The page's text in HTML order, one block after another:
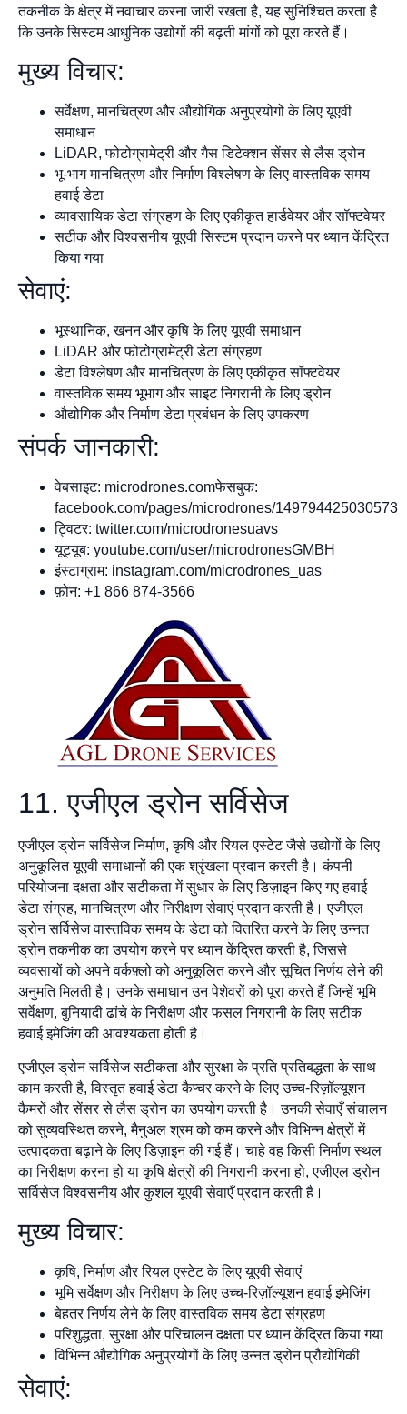
तकनीक के क्षेत्र में नवाचार करना जारी रखता है, यह सुनिश्चित करता है
कि उनके सिस्टम आधुनिक उद्योगों की बढ़ती मांगों को पूरा करते हैं।
मुख्य विचार:
सर्वेक्षण, मानचित्रण और औद्योगिक अनुप्रयोगों के लिए यूएवी
समाधान
LiDAR, फोटोग्रामेट्री और गैस डिटेक्शन सेंसर से लैस ड्रोन
भू-भाग मानचित्रण और निर्माण विश्लेषण के लिए वास्तविक समय
हवाई डेटा
व्यावसायिक डेटा संग्रहण के लिए एकीकृत हार्डवेयर और सॉफ्टवेयर
सटीक और विश्वसनीय यूएवी सिस्टम प्रदान करने पर ध्यान केंद्रित
किया गया
सेवाएं:
भूस्थानिक, खनन और कृषि के लिए यूएवी समाधान
LiDAR और फोटोग्रामेट्री डेटा संग्रहण
डेटा विश्लेषण और मानचित्रण के लिए एकीकृत सॉफ्टवेयर
वास्तविक समय भूभाग और साइट निगरानी के लिए ड्रोन
औद्योगिक और निर्माण डेटा प्रबंधन के लिए उपकरण
संपर्क जानकारी:
वेबसाइट: microdrones.comफेसबुक:
facebook.com/pages/microdrones/149794425030573
ट्विटर: twitter.com/microdronesuavs
यूट्यूब: youtube.com/user/microdronesGMBH
इंस्टाग्राम: instagram.com/microdrones_uas
फ़ोन: +1 866 874-3566
11. एजीएल ड्रोन सर्विसेज
एजीएल ड्रोन सर्विसेज निर्माण, कृषि और रियल एस्टेट जैसे उद्योगों के लिए
अनुकूलित यूएवी समाधानों की एक श्रृंखला प्रदान करती है। कंपनी
परियोजना दक्षता और सटीकता में सुधार के लिए डिज़ाइन किए गए हवाई
डेटा संग्रह, मानचित्रण और निरीक्षण सेवाएं प्रदान करती है। एजीएल
ड्रोन सर्विसेज वास्तविक समय के डेटा को वितरित करने के लिए उन्नत
ड्रोन तकनीक का उपयोग करने पर ध्यान केंद्रित करती है, जिससे
व्यवसायों को अपने वर्कफ़्लो को अनुकूलित करने और सूचित निर्णय लेने की
अनुमति मिलती है। उनके समाधान उन पेशेवरों को पूरा करते हैं जिन्हें भूमि
सर्वेक्षण, बुनियादी ढांचे के निरीक्षण और फसल निगरानी के लिए सटीक
हवाई इमेजिंग की आवश्यकता होती है।
एजीएल ड्रोन सर्विसेज सटीकता और सुरक्षा के प्रति प्रतिबद्धता के साथ
काम करती है, विस्तृत हवाई डेटा कैप्चर करने के लिए उच्च-रिज़ॉल्यूशन
कैमरों और सेंसर से लैस ड्रोन का उपयोग करती है। उनकी सेवाएँ संचालन
को सुव्यवस्थित करने, मैनुअल श्रम को कम करने और विभिन्न क्षेत्रों में
उत्पादकता बढ़ाने के लिए डिज़ाइन की गई हैं। चाहे वह किसी निर्माण स्थल
का निरीक्षण करना हो या कृषि क्षेत्रों की निगरानी करना हो, एजीएल ड्रोन
सर्विसेज विश्वसनीय और कुशल यूएवी सेवाएँ प्रदान करती है।
मुख्य विचार:
कृषि, निर्माण और रियल एस्टेट के लिए यूएवी सेवाएं
भूमि सर्वेक्षण और निरीक्षण के लिए उच्च-रिज़ॉल्यूशन हवाई इमेजिंग
बेहतर निर्णय लेने के लिए वास्तविक समय डेटा संग्रहण
परिशुद्धता, सुरक्षा और परिचालन दक्षता पर ध्यान केंद्रित किया गया
विभिन्न औद्योगिक अनुप्रयोगों के लिए उन्नत ड्रोन प्रौद्योगिकी
सेवाएं: